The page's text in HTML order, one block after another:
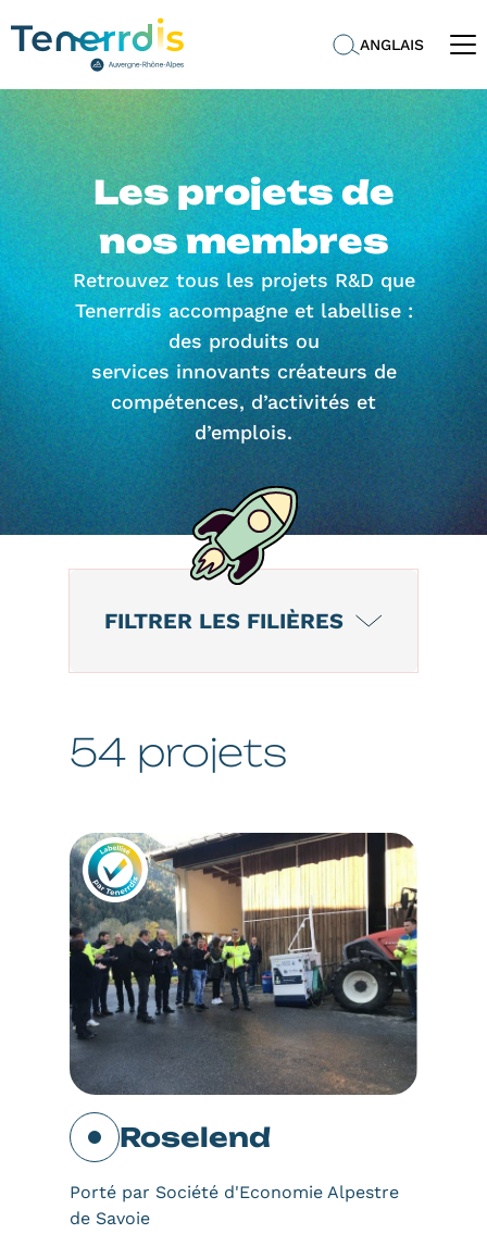
ANGLAIS
Les projets de
nos membres
Retrouvez tous les projets R&D que
Tenerrdis accompagne et labellise :
des produits ou
services innovants créateurs de
compétences, d’activités et
d’emplois.
FILTRER LES FILIÈRES
54 projets
Roselend
Porté par Société d'Economie Alpestre
de Savoie